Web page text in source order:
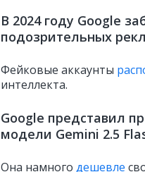
В 2024 году Google
подозрительных
Фейковые аккаунты
интеллекта.
Google представил
модели Gemini 2.5
Она намного дешевле